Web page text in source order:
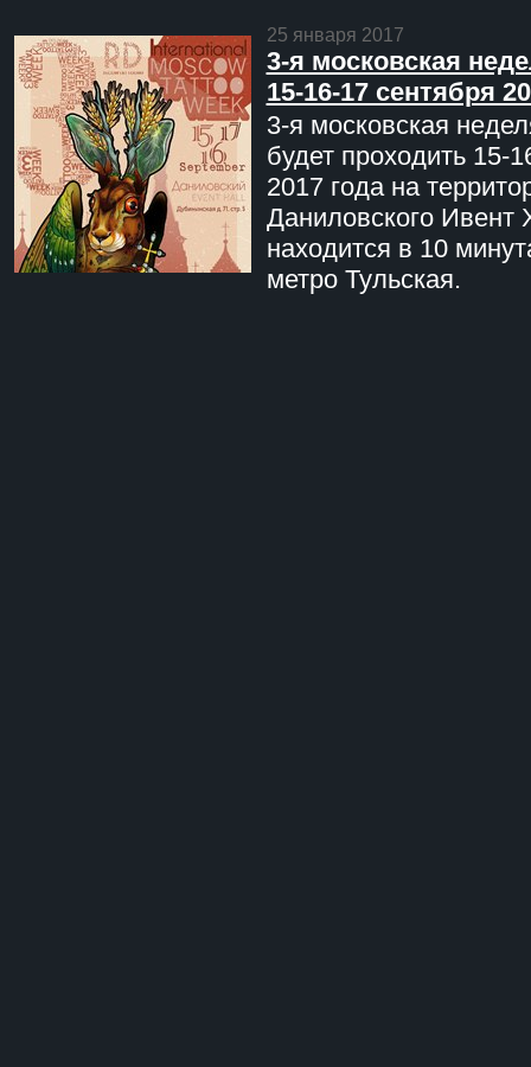
25 января 2017
3-я московская
15-16-17 сентября
3-я московская
будет проходить 15-
2017 года на
Даниловского Ивент
находится в 10
метро Тульская.